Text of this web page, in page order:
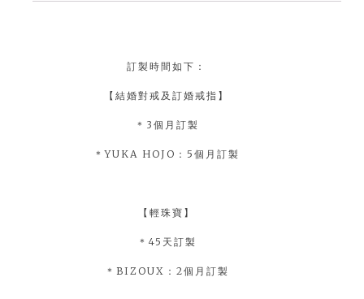
訂製時間如下：
【結婚對戒及訂婚戒指】
＊3個月訂製
＊YUKA HOJO：5個月訂製
【輕珠寶】
＊45天訂製
＊BIZOUX：2個月訂製